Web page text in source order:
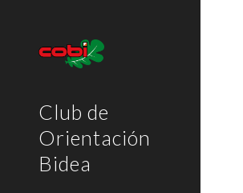
Club de
Orientación
Bidea